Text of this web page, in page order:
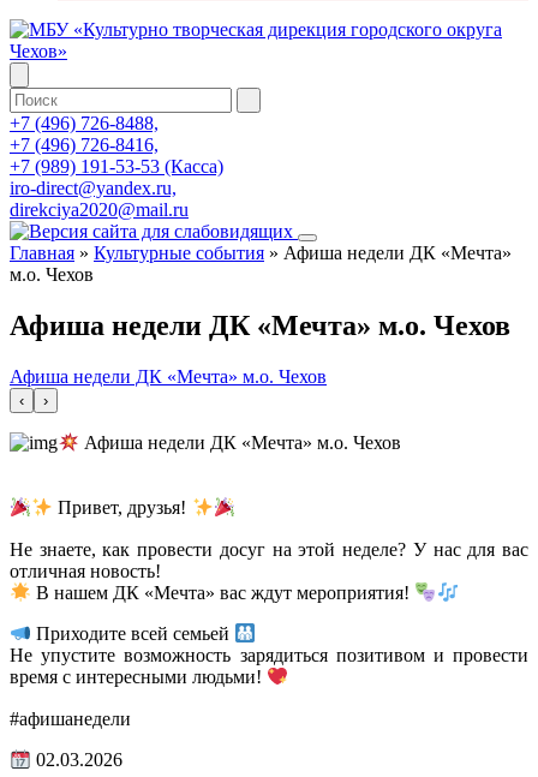
+7 (496) 726-8488,
+7 (496) 726-8416,
+7 (989) 191-53-53 (Касса)
iro-direct@yandex.ru,
direkciya2020@mail.ru
Главная » Культурные события » Афиша недели ДК «Мечта»
м.о. Чехов
Афиша недели ДК «Мечта» м.о. Чехов
Афиша недели ДК «Мечта» м.о. Чехов
‹ ›
Афиша недели ДК «Мечта» м.о. Чехов
Привет, друзья!
Не знаете, как провести досуг на этой неделе? У нас для вас
отличная новость!
В нашем ДК «Мечта» вас ждут мероприятия!
Приходите всей семьей
Не упустите возможность зарядиться позитивом и провести
время с интересными людьми!
#афишанедели
02.03.2026